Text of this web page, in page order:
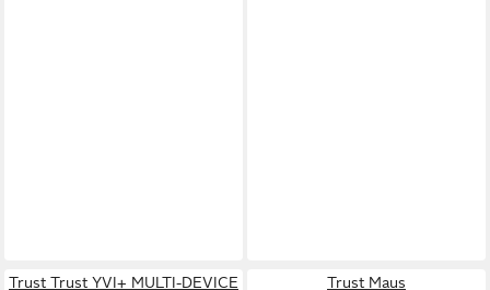
Trust Trust YVI+ MULTI-DEVICE
Trust Maus